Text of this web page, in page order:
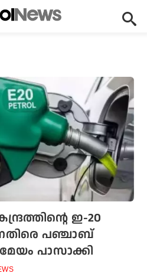
ഇ-20
പഞ്ചാബ്
പാസാക്കി